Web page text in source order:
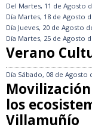
Del Martes, 11 de Agosto
Día Martes, 18 de Agosto
Día Jueves, 20 de Agosto
Día Martes, 25 de Agosto
Verano
Día Sábado, 08 de Agosto
los
Villamuñío